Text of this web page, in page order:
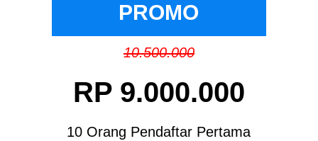
PROMO
10.500.000
RP 9.000.000
10 Orang Pendaftar Pertama